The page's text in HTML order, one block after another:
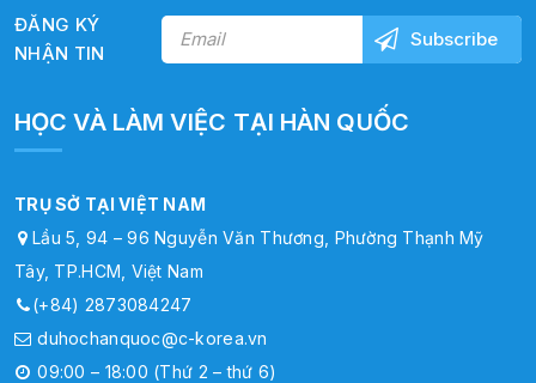
ĐĂNG KÝ
NHẬN TIN
HỌC VÀ LÀM VIỆC TẠI HÀN QUỐC
TRỤ SỞ TẠI VIỆT NAM
Lầu 5, 94 – 96 Nguyễn Văn Thương, Phường Thạnh Mỹ
Tây, TP.HCM, Việt Nam
(+84) 2873084247
duhochanquoc@c-korea.vn
09:00 – 18:00 (Thứ 2 – thứ 6)